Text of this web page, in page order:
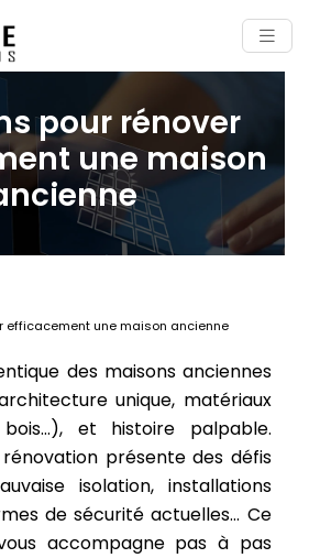
pour rénover
une maison
efficacement une maison ancienne
des maisons anciennes
unique, matériaux
et histoire palpable.
présente des défis
isolation, installations
de sécurité actuelles… Ce
accompagne pas à pas